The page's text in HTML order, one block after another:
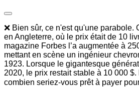
❌ Bien sûr, ce n'est qu'une
en Angleterre, où le prix était de 10
magazine Forbes l’a augmentée à
mettant en scène un ingénieur
1923. Lorsque le gigantesque
2020, le prix restait stable à 10 000
combien seriez-vous prêt à payer